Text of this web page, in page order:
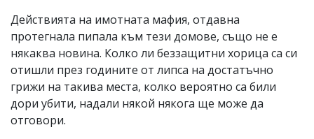
Действията на имотната мафия, отдавна
протегнала пипала към тези домове, също не е
някаква новина. Колко ли беззащитни хорица са си
отишли през годините от липса на достатъчно
грижи на такива места, колко вероятно са били
дори убити, надали някой някога ще може да
отговори.